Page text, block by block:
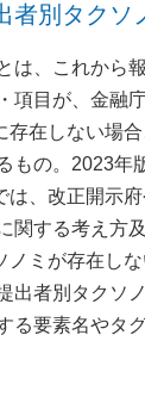
者別タクソ
は、これから
項目が、金融
在しない場合
もの。2023年
は、改正開示
関する考え方
ノミが存在し
出者別タクソ
る要素名やタ